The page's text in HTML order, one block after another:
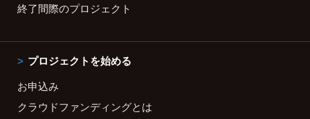
終了間際のプロジェクト
プロジェクトを始める
お申込み
クラウドファンディングとは